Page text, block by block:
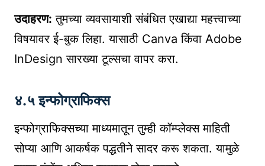
उदाहरण: तुमच्या व्यवसायाशी संबंधित एखाद्या महत्त्वाच्या
विषयावर ई-बुक लिहा. यासाठी Canva किंवा Adobe
InDesign सारख्या टूल्सचा वापर करा.
४.५ इन्फोग्राफिक्स
इन्फोग्राफिक्सच्या माध्यमातून तुम्ही कॉम्प्लेक्स माहिती
सोप्या आणि आकर्षक पद्धतीने सादर करू शकता. यामुळे